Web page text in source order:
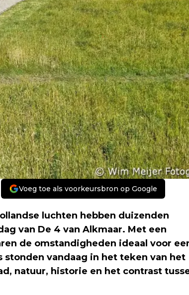
Voeg toe als voorkeursbron op Google
luchten hebben duizenden
van De 4 van Alkmaar. Met een
de omstandigheden ideaal voor
vandaag in het teken van het
natuur, historie en het contrast